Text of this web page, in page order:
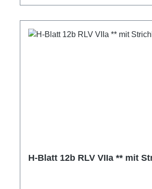
H-Blatt 12b RLV VIIa ** mit